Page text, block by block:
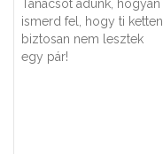
Tanácsot adunk, hogyan
ismerd fel, hogy ti ketten
biztosan nem lesztek
egy pár!